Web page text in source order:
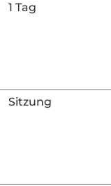
1 Tag
Sitzung